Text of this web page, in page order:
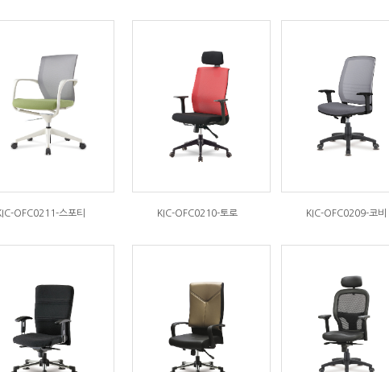
OFC0211-스포티 KIC-OFC0210-토로 KIC-OFC0209-코비